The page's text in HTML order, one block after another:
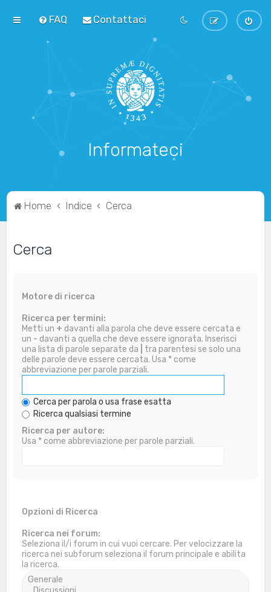
FAQ Contattaci
Informateci
Home Indice Cerca
Cerca
Motore di ricerca
Ricerca per termini:
Metti un + davanti alla parola che deve essere cercata e
un - davanti a quella che deve essere ignorata. Inserisci
una lista di parole separate da
tra parentesi se solo una
delle parole deve essere cercata. Usa * come
abbreviazione per parole parziali.
Cerca per parola o usa frase esatta
Ricerca qualsiasi termine
Ricerca per autore:
Usa * come abbreviazione per parole parziali.
Opzioni di Ricerca
Ricerca nei forum:
Seleziona il/i forum in cui vuoi cercare. Per velocizzare la
ricerca nei subforum seleziona il forum principale e abilita
la ricerca.